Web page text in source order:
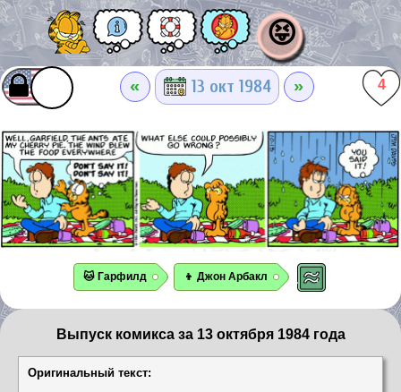
😝
« 13 окт 1984 » 4
🐱 Гарфилд 👦 Джон Арбакл
Выпуск комикса за 13 октября 1984 года
Оригинальный текст: